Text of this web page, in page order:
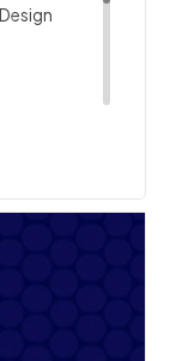
ต่างๆ
น
การ
ลิเคชั่น
รองรับ